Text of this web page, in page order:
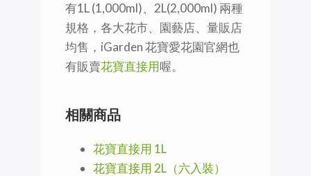
有1L (1,000ml)、2L(2,000ml) 兩種
規格，各大花市、園藝店、量販店
均售，iGarden 花寶愛花園官網也
有販賣花寶直接用喔。
相關商品
花寶直接用 1L
花寶直接用 2L（六入裝）